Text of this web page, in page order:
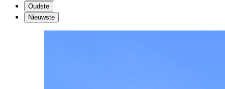
Oudste
Nieuwste